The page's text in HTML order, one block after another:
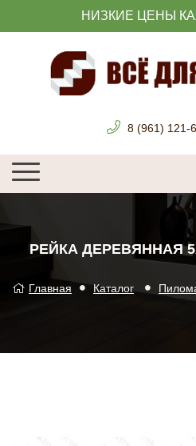
НИЗКИЕ ЦЕНЫ
8 (961) 121-
РЕЙКА ДЕРЕВЯННАЯ
Главная Каталог